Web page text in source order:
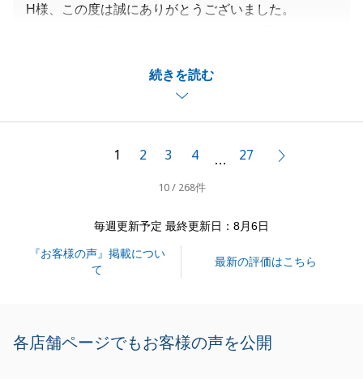
続きを読む
H様、この度は誠にありがとうございました。
ましたことをお礼申し上げます。
何かお気づきの点がありましたら、いつでもお気軽に
ご相談ください。
閉じる
1 2 3 4 … 27
10 / 268件
毎週更新予定 最終更新日：8月6日
『お客様の声』掲載につい
て
最新の評価はこちら
各店舗ページでもお客様の声を公開